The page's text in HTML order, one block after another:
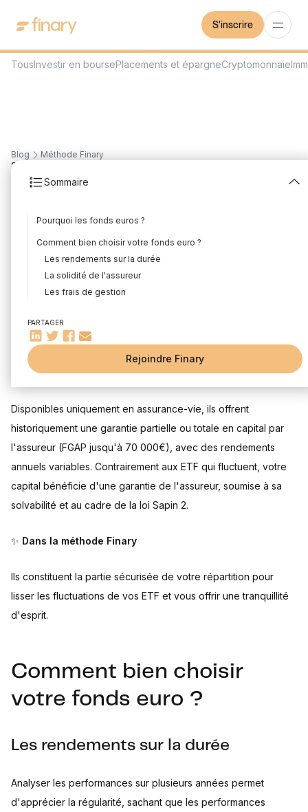
S'inscrire
TousInvestir en boursePlacements et épargneCryptomonnaie
Blog Méthode Finary
Sommaire
Pourquoi les fonds euros ?
Comment bien choisir votre fonds euro ?
Les rendements sur la durée
La solidité de l'assureur
Les frais de gestion
PARTAGER
Rejoindre Finary
2
fonds euros
Pourquoi les fonds euros ?
Les fonds euros forment le socle stable de votre patrimoine.
Disponibles uniquement en assurance-vie, ils offrent
historiquement une garantie partielle ou totale en capital par
l'assureur (FGAP jusqu'à 70 000€), avec des rendements
annuels variables. Contrairement aux ETF qui fluctuent, votre
capital bénéficie d'une garantie de l'assureur, soumise à sa
solvabilité et au cadre de la loi Sapin 2.
✨ Dans la méthode Finary
Ils constituent la partie sécurisée de votre répartition pour
lisser les fluctuations de vos ETF et vous offrir une tranquillité
d'esprit.
Comment bien choisir
votre fonds euro ?
Les rendements sur la durée
Analyser les performances sur plusieurs années permet
d'apprécier la régularité, sachant que les performances